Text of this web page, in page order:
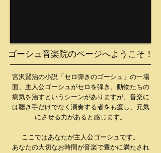
ゴーシュ音楽院のページへようこそ！
宮沢賢治の小説「セロ弾きのゴーシュ」の一場
面、主人公ゴーシュがセロを弾き、動物たちの
病気を治すというシーンがありますが、音楽に
は聴き手だけでなく演奏する者をも癒し、元気
にさせる力があると感じます。
ここではあなたが主人公ゴーシュです。
あなたの大切なお時間が音楽で豊かに満たされ